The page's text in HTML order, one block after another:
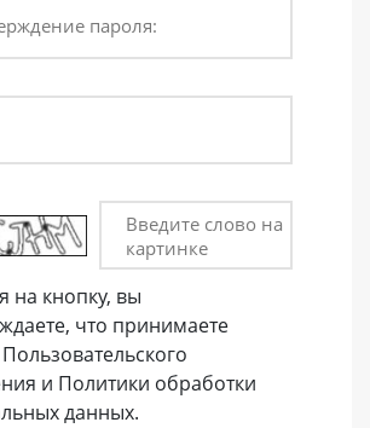
пароля:
Введите слово на
картинке
на кнопку, вы
что принимаете
и Политики обработки
данных.